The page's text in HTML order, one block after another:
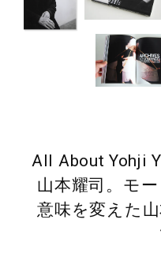
All About Yohji
山本耀司。モ
意味を変えた